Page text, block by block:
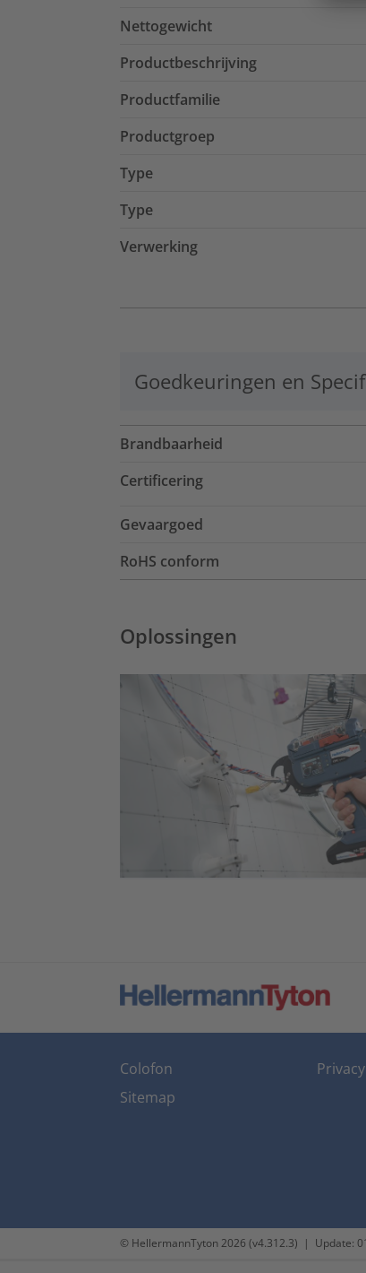
Nettogewicht
Productbeschrijving
Productfamilie
Productgroep
Type
Type
Verwerking
Goedkeuringen en
Brandbaarheid
Certificering
Gevaargoed
RoHS conform
Oplossingen
Colofon
Sitemap
© HellermannTyton 2026 (v4.312.3) | Update: